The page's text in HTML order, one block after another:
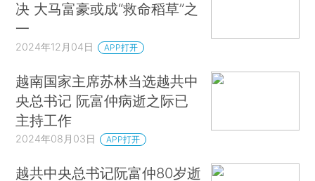
决 大马富豪或成“救命稻草”之
一
2024年12月04日 APP打开
越南国家主席苏林当选越共中
央总书记 阮富仲病逝之际已
主持工作
2024年08月03日 APP打开
越共中央总书记阮富仲80岁逝